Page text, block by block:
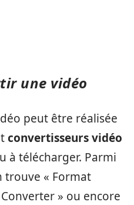
une vidéo
peut être réalisée
convertisseurs vidéo
à télécharger. Parmi
trouve « Format
» ou encore